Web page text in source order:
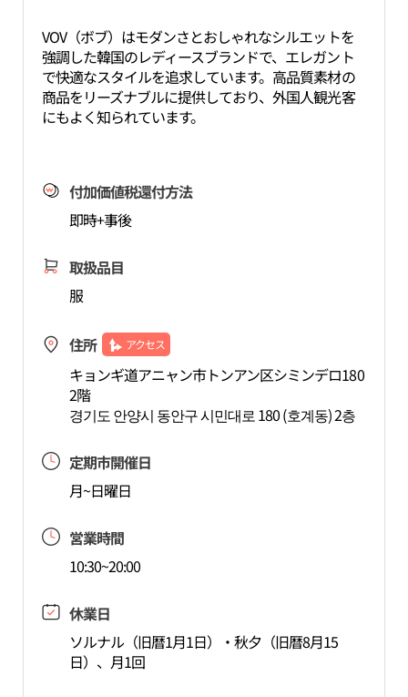
VOV（ボブ）はモダンさとおしゃれなシルエットを
強調した韓国のレディースブランドで、エレガント
で快適なスタイルを追求しています。高品質素材の
商品をリーズナブルに提供しており、外国人観光客
にもよく知られています。
付加価値税還付方法
即時+事後
取扱品目
服
住所 アクセス
キョンギ道アニャン市トンアン区シミンデロ180
2階
경기도 안양시 동안구 시민대로 180 (호계동) 2층
定期市開催日
月~日曜日
営業時間
10:30~20:00
休業日
ソルナル（旧暦1月1日）・秋夕（旧暦8月15
日）、月1回